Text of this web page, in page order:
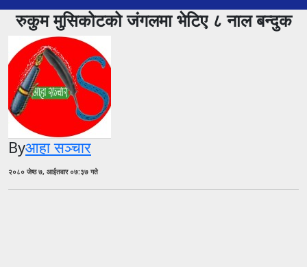
रुकुम मुसिकोटको जंगलमा भेटिए ८ नाल बन्दुक
Byआहा सञ्चार
२०८० जेष्ठ ७, आईतवार ०७:३७ गते